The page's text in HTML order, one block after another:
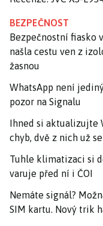
BEZPEČNOST
Bezpečnostní fiasko
našla cestu ven z
žasnou
WhatsApp není
pozor na Signalu
Ihned si aktualizujte
chyb, dvě z nich už
Tuhle klimatizaci si
varuje před ní i ČOI
Nemáte signál?
SIM kartu. Nový trik